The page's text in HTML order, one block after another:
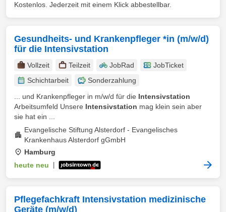
Kostenlos. Jederzeit mit einem Klick abbestellbar.
Gesundheits- und Krankenpfleger *in (m/w/d)
für die Intensivstation
Vollzeit Teilzeit JobRad
JobTicket
Schichtarbeit
Sonderzahlung
... und Krankenpfleger in m/w/d für die Intensivstation
Arbeitsumfeld Unsere Intensivstation mag klein sein aber
sie hat ein ...
Evangelische Stiftung Alsterdorf - Evangelisches
Krankenhaus Alsterdorf gGmbH
Hamburg
heute neu
Pflegefachkraft Intensivstation medizinische
Geräte (m/w/d)